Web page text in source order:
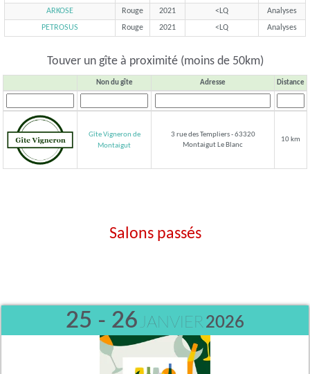
ARKOSE
Rouge 2021 <LQ
Analyses
PETROSUS
Rouge 2021 <LQ Analyses
Touver un gîte à proximité (moins de 50km)
Non du gîte Adresse Distance
Gîte Vigneron de
Montaigut
3 rue des Templiers - 63320
Montaigut Le Blanc
10 km
Salons passés
25 - 26 JANVIER2026